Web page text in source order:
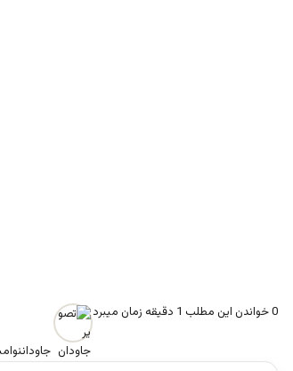
جاوداننوامبر 3,
0خواندن این مطلب 1 دقیقه زمان میبرد